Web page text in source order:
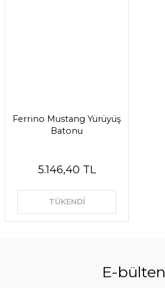
Ferrino Mustang Yürüyüş
Batonu
5.146,40 TL
TÜKENDİ
E-bülten